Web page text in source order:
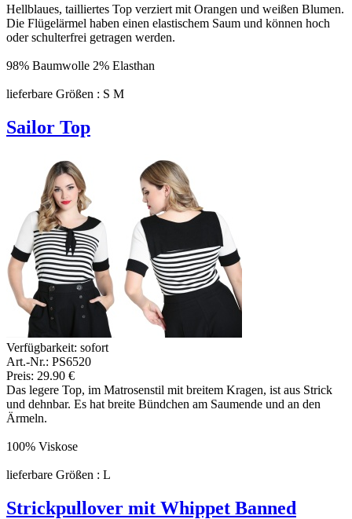
Hellblaues, tailliertes Top verziert mit Orangen und weißen Blumen.
Die Flügelärmel haben einen elastischem Saum und können hoch
oder schulterfrei getragen werden.
98% Baumwolle 2% Elasthan
lieferbare Größen : S M
Sailor Top
Verfügbarkeit: sofort
Art.-Nr.: PS6520
Preis: 29.90 €
Das legere Top, im Matrosenstil mit breitem Kragen, ist aus Strick
und dehnbar. Es hat breite Bündchen am Saumende und an den
Ärmeln.
100% Viskose
lieferbare Größen : L
Strickpullover mit Whippet Banned